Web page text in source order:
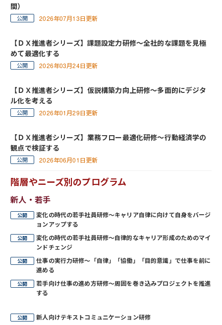
間）
2026年07月13日更新
【ＤＸ推進者シリーズ】課題設定力研修～全社的な課題を見極
めて最適化する
2026年03月24日更新
【ＤＸ推進者シリーズ】仮説構築力向上研修～多面的にデジタ
ル化を考える
2026年01月29日更新
【ＤＸ推進者シリーズ】業務フロー最適化研修～行動経済学の
観点で検証する
2026年06月01日更新
階層やニーズ別のプログラム
新人・若手
変化の時代の若手社員研修～キャリア自律に向けて自身をバージ
ョンアップする
変化の時代の若手社員研修～自律的なキャリア形成のためのマイ
ンドチェンジ
仕事の実行力研修～「自律」「協働」「目的意識」で仕事を前に
進める
若手向け仕事の進め方研修～周囲を巻き込みプロジェクトを推進
する
新人向けテキストコミュニケーション研修